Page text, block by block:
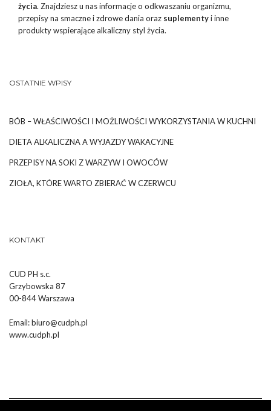
życia. Znajdziesz u nas informacje o odkwaszaniu organizmu,
przepisy na smaczne i zdrowe dania oraz suplementyi inne
produkty wspierające alkaliczny styl życia.
OSTATNIE WPISY
BÓB – WŁAŚCIWOŚCI I MOŻLIWOŚCI WYKORZYSTANIA W KUCHNI
DIETA ALKALICZNA A WYJAZDY WAKACYJNE
PRZEPISY NA SOKI Z WARZYW I OWOCÓW
ZIOŁA, KTÓRE WARTO ZBIERAĆ W CZERWCU
KONTAKT
CUD PH s.c.
Grzybowska 87
00-844 Warszawa
Email:biuro@cudph.pl
www.cudph.pl